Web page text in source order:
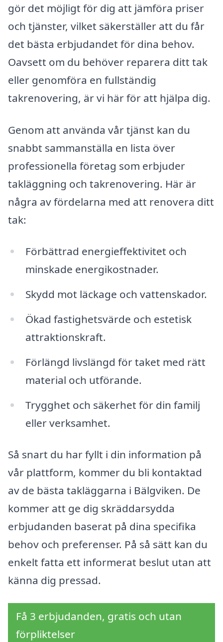
gör det möjligt för dig att jämföra priser
och tjänster, vilket säkerställer att du får
det bästa erbjudandet för dina behov.
Oavsett om du behöver reparera ditt tak
eller genomföra en fullständig
takrenovering, är vi här för att hjälpa dig.
Genom att använda vår tjänst kan du
snabbt sammanställa en lista över
professionella företag som erbjuder
takläggning och takrenovering. Här är
några av fördelarna med att renovera ditt
tak:
Förbättrad energieffektivitet och
minskade energikostnader.
Skydd mot läckage och vattenskador.
Ökad fastighetsvärde och estetisk
attraktionskraft.
Förlängd livslängd för taket med rätt
material och utförande.
Trygghet och säkerhet för din familj
eller verksamhet.
Så snart du har fyllt i din information på
vår plattform, kommer du bli kontaktad
av de bästa takläggarna i Bälgviken. De
kommer att ge dig skräddarsydda
erbjudanden baserat på dina specifika
behov och preferenser. På så sätt kan du
enkelt fatta ett informerat beslut utan att
känna dig pressad.
Få 3 erbjudanden, gratis och utan
förpliktelser